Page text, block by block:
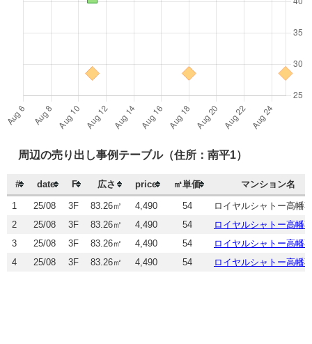
周辺の売り出し事例テーブル（住所：南平1）
# date F 広さ price ㎡単価 マンション名
1 25/08 3F 83.26㎡ 4,490 54 ロイヤルシャトー高幡
2 25/08 3F 83.26㎡ 4,490 54 ロイヤルシャトー高幡
3 25/08 3F 83.26㎡ 4,490 54 ロイヤルシャトー高幡
4 25/08 3F 83.26㎡ 4,490 54 ロイヤルシャトー高幡